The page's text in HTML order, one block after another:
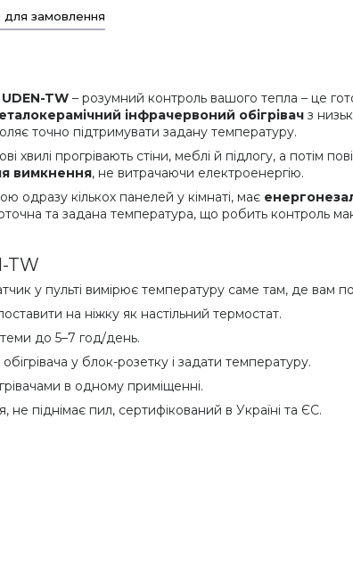
для замовлення
TW – розумний контроль вашого тепла – це
інфрачервоний обігрівач з
точно підтримувати задану температуру.
хвилі прогрівають стіни, меблі й підлогу, а потім
вимкнення, не витрачаючи електроенергію.
одразу кількох панелей у кімнаті, має
та задана температура, що робить контроль
TW
у пульті вимірює температуру саме там, де вам
на ніжку як настільний термостат.
до 5–7 год/день.
у блок-розетку і задати температуру.
в одному приміщенні.
не піднімає пил, сертифікований в Україні та ЄС.